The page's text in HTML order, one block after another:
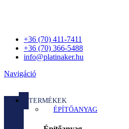
+36 (70) 411-7411
+36 (70) 366-5488
info@platinaker.hu
Navigáció
TERMÉKEK
ÉPÍTŐANYAG